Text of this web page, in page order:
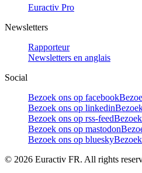
Euractiv Pro
Newsletters
Rapporteur
Newsletters en anglais
Social
Bezoek ons op facebook
Bezoek ons op linkedin
Bezoek ons op rss-feed
Bezoek ons op mastodon
Bezoek ons op bluesky
© 2026 Euractiv FR. All rights